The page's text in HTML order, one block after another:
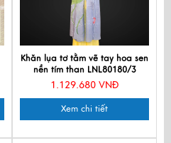
Khăn lụa tơ tằm vẽ tay hoa sen
nền tím than LNL80180/3
1.129.680 VNĐ
Xem chi tiết